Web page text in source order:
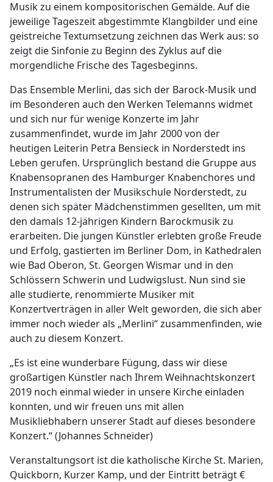
Musik zu einem kompositorischen Gemälde. Auf die
jeweilige Tageszeit abgestimmte Klangbilder und eine
geistreiche Textumsetzung zeichnen das Werk aus: so
zeigt die Sinfonie zu Beginn des Zyklus auf die
morgendliche Frische des Tagesbeginns.
Das Ensemble Merlini, das sich der Barock-Musik und
im Besonderen auch den Werken Telemanns widmet
und sich nur für wenige Konzerte im Jahr
zusammenfindet, wurde im Jahr 2000 von der
heutigen Leiterin Petra Bensieck in Norderstedt ins
Leben gerufen. Ursprünglich bestand die Gruppe aus
Knabensopranen des Hamburger Knabenchores und
Instrumentalisten der Musikschule Norderstedt, zu
denen sich später Mädchenstimmen gesellten, um mit
den damals 12-jährigen Kindern Barockmusik zu
erarbeiten. Die jungen Künstler erlebten große Freude
und Erfolg, gastierten im Berliner Dom, in Kathedralen
wie Bad Oberon, St. Georgen Wismar und in den
Schlössern Schwerin und Ludwigslust. Nun sind sie
alle studierte, renommierte Musiker mit
Konzertverträgen in aller Welt geworden, die sich aber
immer noch wieder als „Merlini“ zusammenfinden, wie
auch zu diesem Konzert.
„Es ist eine wunderbare Fügung, dass wir diese
großartigen Künstler nach Ihrem Weihnachtskonzert
2019 noch einmal wieder in unsere Kirche einladen
konnten, und wir freuen uns mit allen
Musikliebhabern unserer Stadt auf dieses besondere
Konzert.“ (Johannes Schneider)
Veranstaltungsort ist die katholische Kirche St. Marien,
Quickborn, Kurzer Kamp, und der Eintritt beträgt €